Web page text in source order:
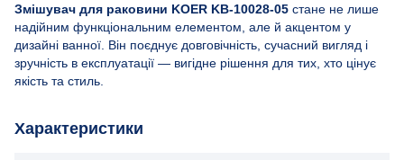
Змішувач для раковини KOER KB-10028-05 стане не лише
надійним функціональним елементом, але й акцентом у
дизайні ванної. Він поєднує довговічність, сучасний вигляд і
зручність в експлуатації — вигідне рішення для тих, хто цінує
якість та стиль.
Характеристики